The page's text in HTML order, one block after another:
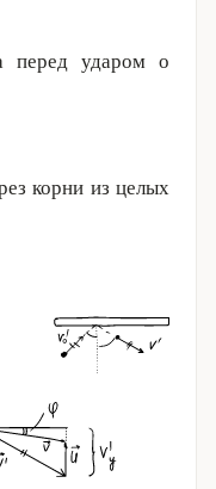
перед ударом о
корни из целых